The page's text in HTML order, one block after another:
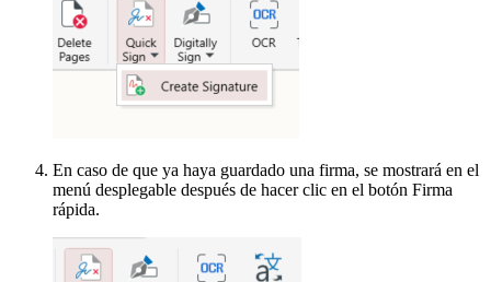
En caso de que ya haya guardado una firma, se mostrará en el
menú desplegable después de hacer clic en el botón Firma
rápida.